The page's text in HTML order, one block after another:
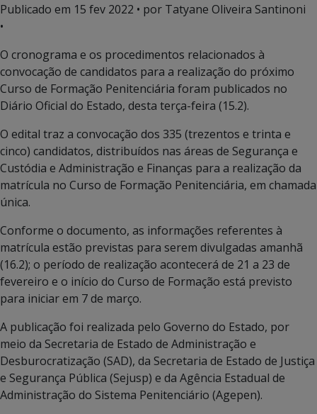
Publicado em 15 fev 2022 • por Tatyane Oliveira Santinoni
•
O cronograma e os procedimentos relacionados à
convocação de candidatos para a realização do próximo
Curso de Formação Penitenciária foram publicados no
Diário Oficial do Estado, desta terça-feira (15.2).
O edital traz a convocação dos 335 (trezentos e trinta e
cinco) candidatos, distribuídos nas áreas de Segurança e
Custódia e Administração e Finanças para a realização da
matrícula no Curso de Formação Penitenciária, em chamada
única.
Conforme o documento, as informações referentes à
matrícula estão previstas para serem divulgadas amanhã
(16.2); o período de realização acontecerá de 21 a 23 de
fevereiro e o início do Curso de Formação está previsto
para iniciar em 7 de março.
A publicação foi realizada pelo Governo do Estado, por
meio da Secretaria de Estado de Administração e
Desburocratização (SAD), da Secretaria de Estado de Justiça
e Segurança Pública (Sejusp) e da Agência Estadual de
Administração do Sistema Penitenciário (Agepen).